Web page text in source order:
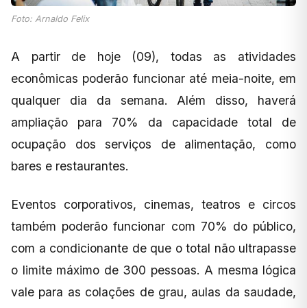
Foto: Arnaldo Felix
A partir de hoje (09), todas as atividades
econômicas poderão funcionar até meia-noite, em
qualquer dia da semana. Além disso, haverá
ampliação para 70% da capacidade total de
ocupação dos serviços de alimentação, como
bares e restaurantes.
Eventos corporativos, cinemas, teatros e circos
também poderão funcionar com 70% do público,
com a condicionante de que o total não ultrapasse
o limite máximo de 300 pessoas. A mesma lógica
vale para as colações de grau, aulas da saudade,